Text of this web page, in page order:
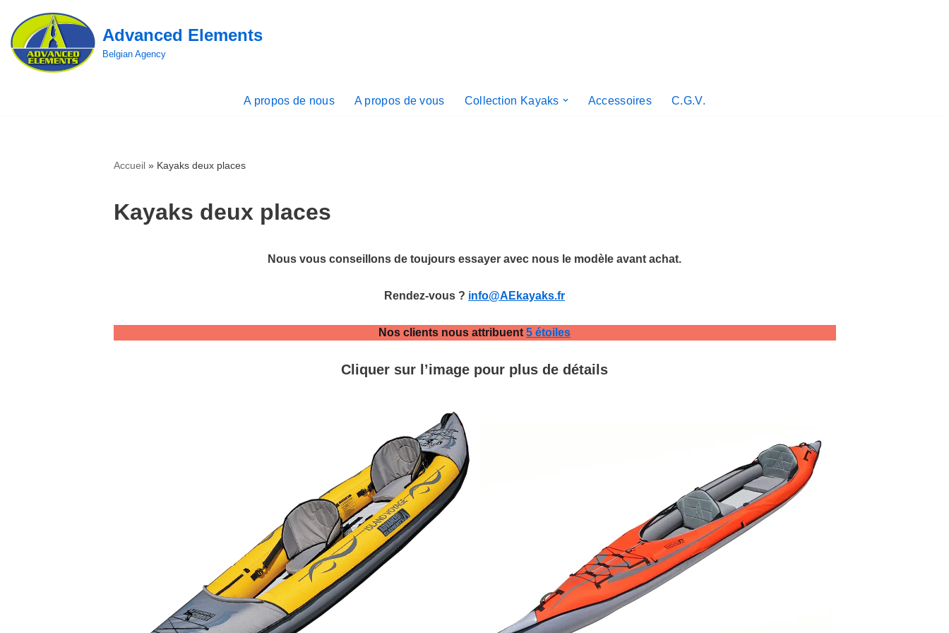
Aller
au
contenu
Advanced Elements
Belgian Agency
A propos de nous A propos de vous Collection Kayaks Accessoires C.G.V.
Accueil» Kayaks deux places
Kayaks deux places
Nous vous conseillons de toujours essayer avec nous le modèle avant achat.
Rendez-vous ? info@AEkayaks.fr
Nos clients nous attribuent 5 étoiles
Cliquer sur l’image pour plus de détails